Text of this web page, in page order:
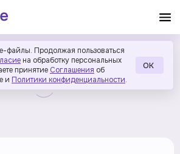
файлы. Продолжая пользоваться
на обработку персональных
принятие Соглашения об
и Политики конфиденциальности.
ОК